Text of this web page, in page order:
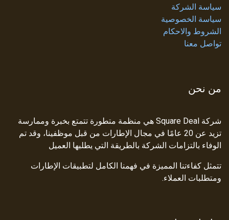
سياسة الشركة
سياسة الخصوصية
الشروط والاحكام
تواصل معنا
من نحن
شركة Square Deal هي منظمة متطورة تتمتع بخبرة وممارسة
تزيد عن 20 عامًا في مجال الإطارات من قبل موظفينا، وقد تم
الوفاء بالتزامات الشركة بالطريقة التي يطلبها العميل
تتمثل كفاءتنا المميزة في فهمنا الكامل لتطبيقات الإطارات
ومتطلبات العملاء.